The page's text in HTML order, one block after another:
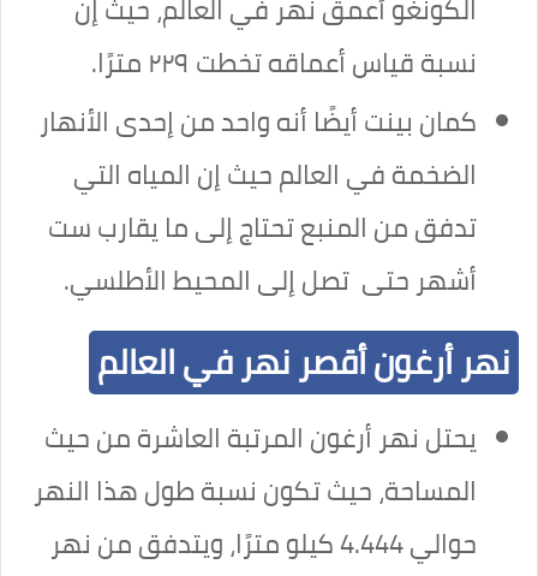
نسبة قياس أعماقه تخطت ٢٢٩ مترًا.
كمان بينت أيضًا أنه واحد من إحدى الأنهار
الضخمة في العالم حيث إن المياه التي
تدفق من المنبع تحتاج إلى ما يقارب ست
أشهر حتى تصل إلى المحيط الأطلسي.
نهر أرغون أقصر نهر في العالم
يحتل نهر أرغون المرتبة العاشرة من حيث
المساحة، حيث تكون نسبة طول هذا النهر
حوالي 4.444 كيلو مترًا، ويتدفق من نهر